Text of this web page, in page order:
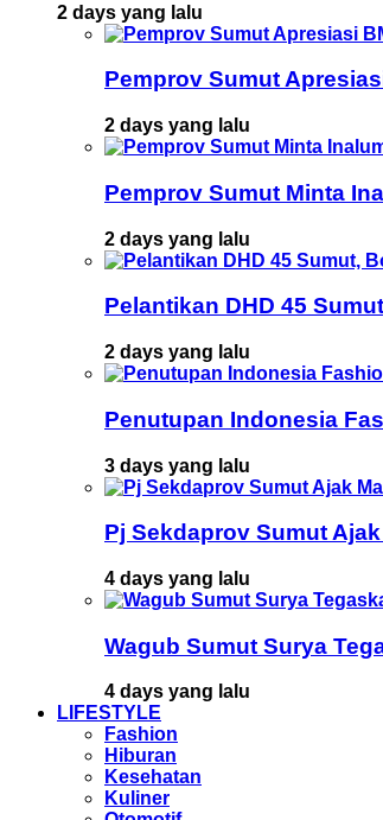
2 days yang lalu
Pemprov Sumut
2 days yang lalu
Pemprov Sumut Minta
2 days yang lalu
Pelantikan DHD 45
2 days yang lalu
Penutupan Indonesia
3 days yang lalu
Pj Sekdaprov Sumut
4 days yang lalu
Wagub Sumut Surya
4 days yang lalu
LIFESTYLE
Fashion
Hiburan
Kesehatan
Kuliner